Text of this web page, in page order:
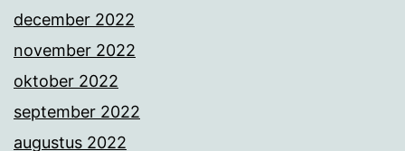
december 2022
november 2022
oktober 2022
september 2022
augustus 2022